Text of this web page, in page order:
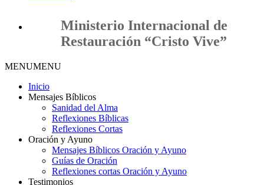
Ministerio Internacional de
Restauración “Cristo Vive”
MENUMENU
Inicio
Mensajes Bíblicos
Sanidad del Alma
Reflexiones Bíblicas
Reflexiones Cortas
Oración y Ayuno
Mensajes Bíblicos Oración y Ayuno
Guías de Oración
Reflexiones cortas Oración y Ayuno
Testimonios